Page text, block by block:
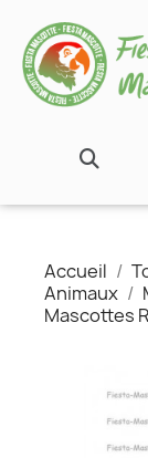
Accueil
Animaux
Mascottes